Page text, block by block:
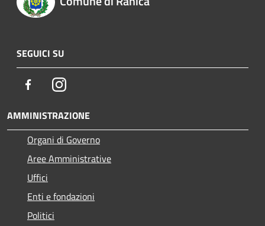
SEGUICI SU
FacebookInstagram
AMMINISTRAZIONE
Organi di Governo
Aree Amministrative
Uffici
Enti e fondazioni
Politici